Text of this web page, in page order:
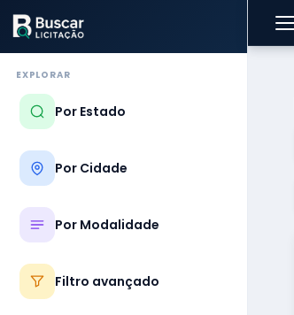
EXPLORAR
Por Estado
Por Cidade
Por Modalidade
Filtro avançado